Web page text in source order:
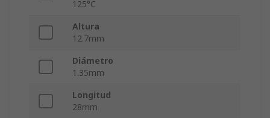
125°C
Altura
12.7mm
Diámetro
1.35mm
Longitud
28mm